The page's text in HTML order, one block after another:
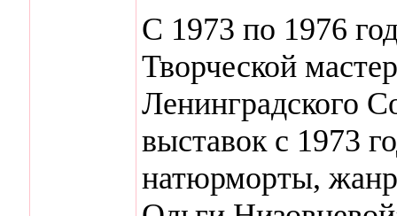
С 1973 по 1976
Творческой
Ленинградского
выставок с 1973
натюрморты,